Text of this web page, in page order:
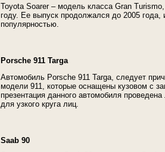
Toyota Soarer – модель класса Gran
году. Ее выпуск продолжался до 2005
популярностью.
Porsche 911 Targa
Автомобиль Porsche 911 Targa, следует
модели 911, которые оснащены кузовом с
презентация данного автомобиля
для узкого круга лиц.
Saab 90